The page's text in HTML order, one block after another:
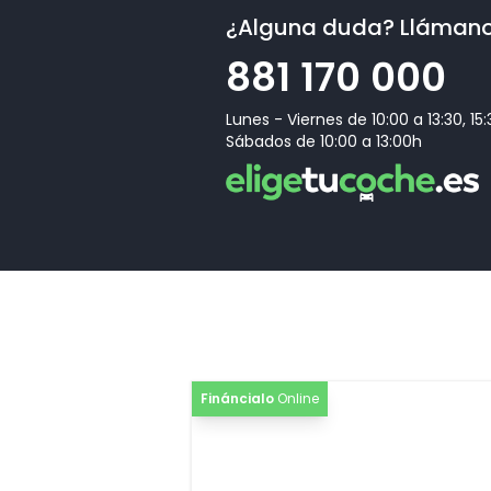
Tela Puls / Cuero sintético "mono.pur550"
Audi Parking System plus
Tren de rodaje deportivo
Elementos interiores en cuero
¿Alguna duda?
881 170 000
Lunes - Viernes de 10:00 a 13:30,
Sábados de 10:00 a 13:00h
Fináncialo Online